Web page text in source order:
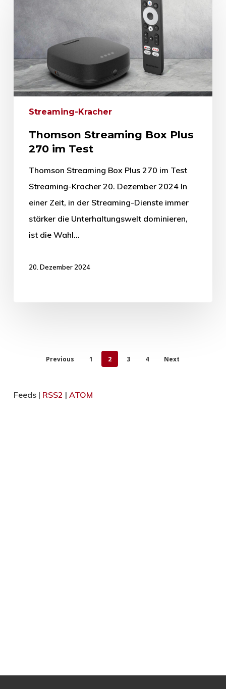
Streaming-Kracher
Thomson Streaming Box Plus
270 im Test
Thomson Streaming Box Plus 270 im Test
Streaming-Kracher 20. Dezember 2024 In
einer Zeit, in der Streaming-Dienste immer
stärker die Unterhaltungswelt dominieren,
ist die Wahl…
20. Dezember 2024
Previous 1 2 3 4 Next
Feeds | RSS2 | ATOM